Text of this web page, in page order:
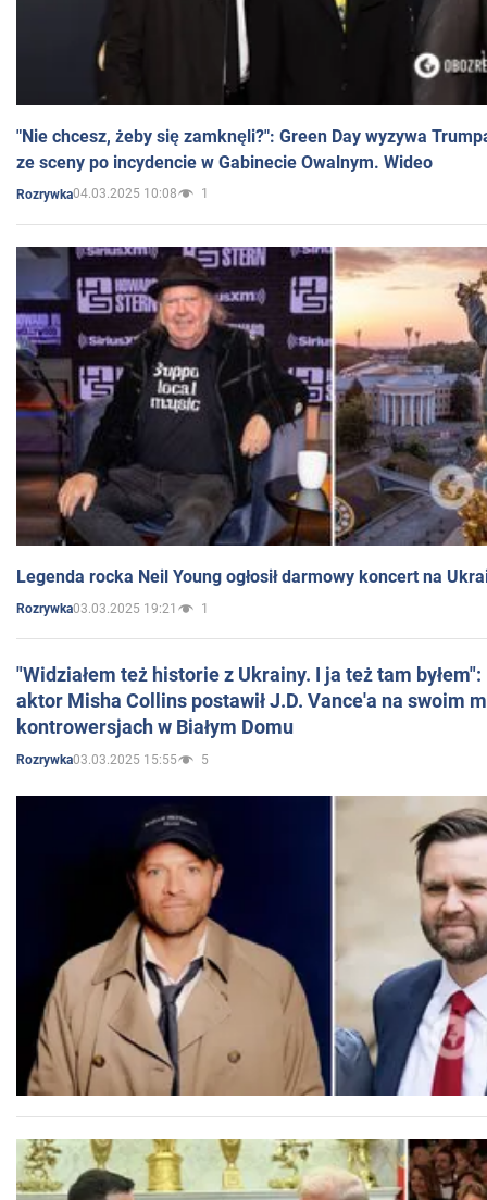
"Nie chcesz, żeby się zamknęli?": Green Day wyzywa
ze sceny po incydencie w Gabinecie Owalnym. Wideo
Rozrywka04.03.2025 10:08 1
Legenda rocka Neil Young ogłosił darmowy koncert na
Rozrywka03.03.2025 19:21 1
"Widziałem też historie z Ukrainy. I ja też tam
aktor Misha Collins postawił J.D. Vance'a na swoim
kontrowersjach w Białym Domu
Rozrywka03.03.2025 15:55 5